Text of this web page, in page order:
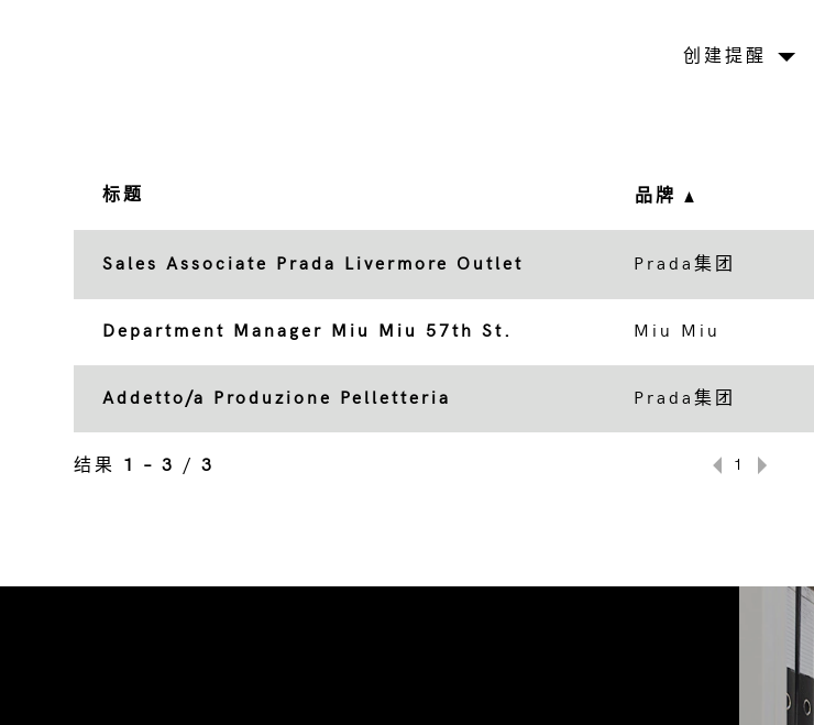
创建提醒
标题 品牌
Sales Associate Prada Livermore Outlet Prada集团
Department Manager Miu Miu 57th St. Miu Miu
Addetto/a Produzione Pelletteria Prada集团
结果 1 – 3 /3 1